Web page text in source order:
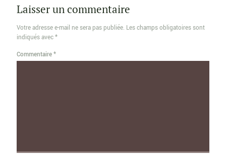
Laisser un commentaire
Votre adresse e-mail ne sera pas publiée. Les champs obligatoires sont
indiqués avec*
Commentaire*